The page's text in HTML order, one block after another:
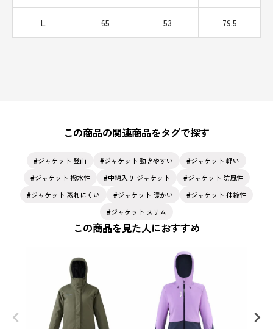
L 65 53 79.5
この商品の関連商品をタグで探す
ジャケット 登山 ジャケット 動きやすい
ジャケット 軽い
ジャケット 撥水性
中綿入り ジャケット
ジャケット 防風性
ジャケット 蒸れにくい
ジャケット 暖かい
ジャケット 伸縮性
ジャケット スリム
この商品を見た人におすすめ